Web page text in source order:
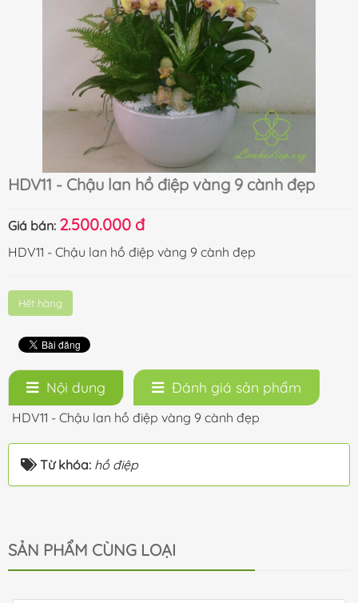
HDV11 - Chậu lan hồ điệp vàng 9 cành đẹp
Giá bán: 2.500.000 đ
HDV11 - Chậu lan hồ điệp vàng 9 cành đẹp
Hết hàng
Nội dung Đánh giá sản phẩm
HDV11 - Chậu lan hồ điệp vàng 9 cành đẹp
Từ khóa: hồ điệp
SẢN PHẨM CÙNG LOẠI